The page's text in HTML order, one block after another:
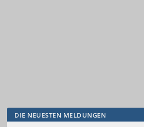
DIE NEUESTEN MELDUNGEN